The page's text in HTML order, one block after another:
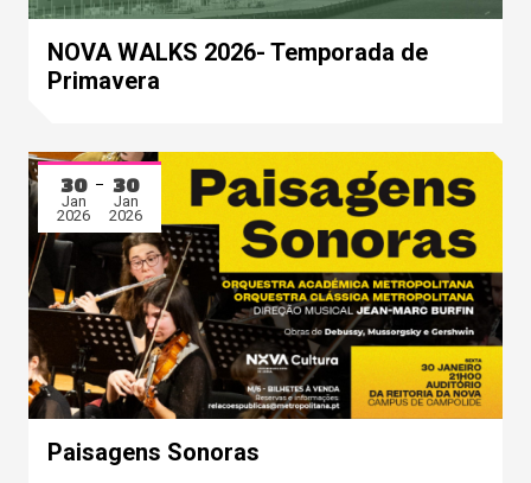
NOVA WALKS 2026- Temporada de
Primavera
30
Jan
2026
30
Jan
2026
Paisagens Sonoras